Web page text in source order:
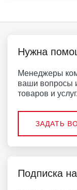
Нужна
Менеджеры
ваши вопросы
товаров и услуг.
ЗАДАТЬ
Подписка